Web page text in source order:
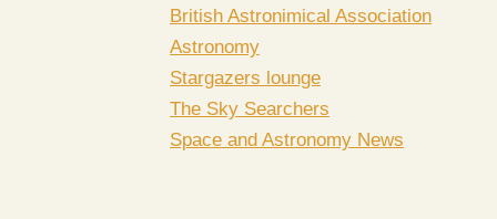
British Astronimical Association
Astronomy
Stargazers lounge
The Sky Searchers
Space and Astronomy News